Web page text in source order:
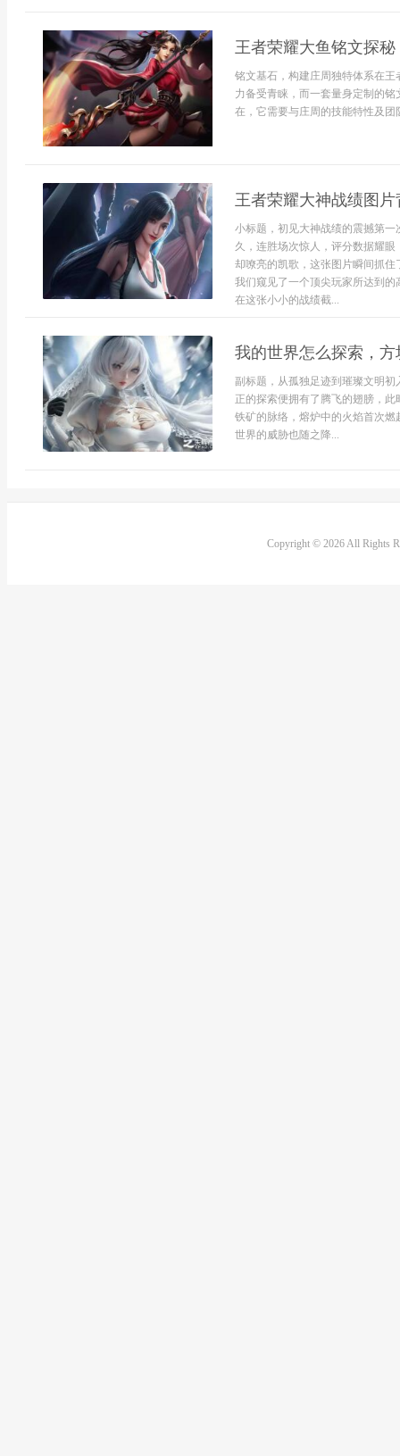
王者荣耀大鱼铭文探
铭文基石，构建庄周独特体系在
力备受青睐，而一套量身定制的
在，它需要与庄周的技能特性及
王者荣耀大神战绩图
小标题，初见大神战绩的震撼第
久，连胜场次惊人，评分数据耀
却嘹亮的凯歌，这张图片瞬间抓
我们窥见了一个顶尖玩家所达到
在这张小小的战绩截...
我的世界怎么探索，
副标题，从孤独足迹到璀璨文明
正的探索便拥有了腾飞的翅膀，
铁矿的脉络，熔炉中的火焰首次
世界的威胁也随之降...
Copyright © 2026 All Rights